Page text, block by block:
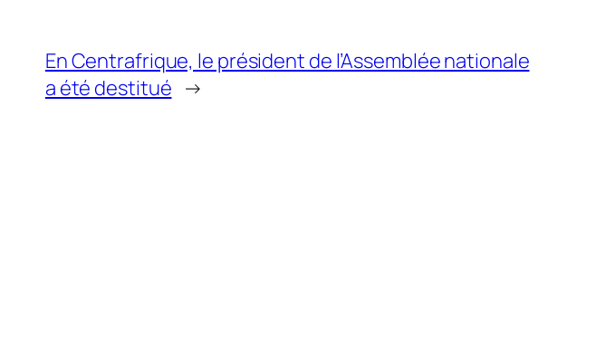
En Centrafrique, le président de l’Assemblée nationale
a été destitué →